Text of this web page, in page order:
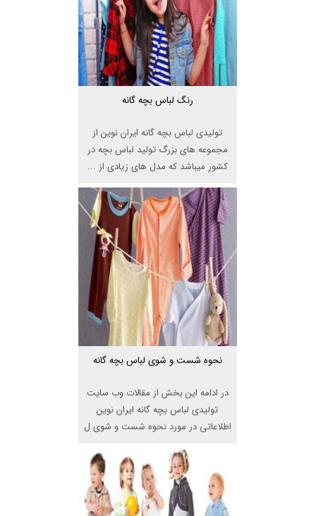
رنگ لباس بچه گانه
تولیدی لباس بچه گانه ایران نوین از
مجموعه های بزرگ تولید لباس بچه در
کشور میباشد که مدل های زیادی از ...
نحوه شست و شوی لباس بچه گانه
در ادامه این بخش از مقالات وب سایت
تولیدی لباس بچه گانه ایران نوین
اطلاعاتی در مورد نحوه شست و شوی ل